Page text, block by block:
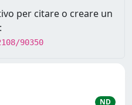
per citare o creare un
90350
ND